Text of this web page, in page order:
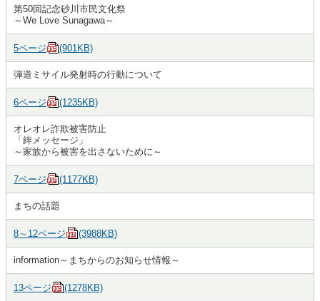
第50回記念砂川市民文化祭
～We Love Sunagawa～
5ページ (901KB)
弾道ミサイル発射時の行動について
6ページ (1235KB)
オレオレ詐欺被害防止
「絆メッセージ」
～家族から被害を出さないために～
7ページ (1177KB)
まちの話題
8～12ページ (3988KB)
information～まちからのお知らせ情報～
13ページ (1278KB)